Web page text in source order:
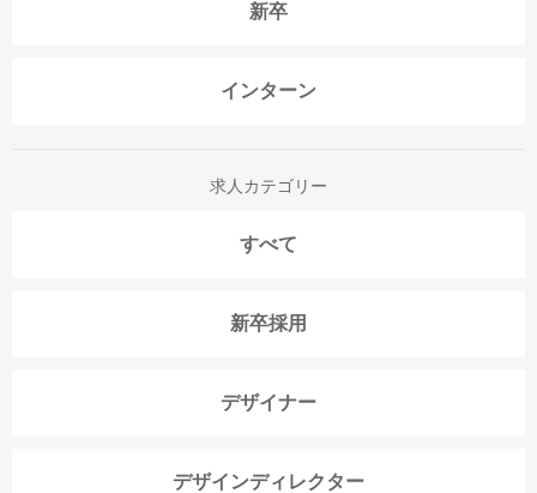
新卒
インターン
求人カテゴリー
すべて
新卒採用
デザイナー
デザインディレクター